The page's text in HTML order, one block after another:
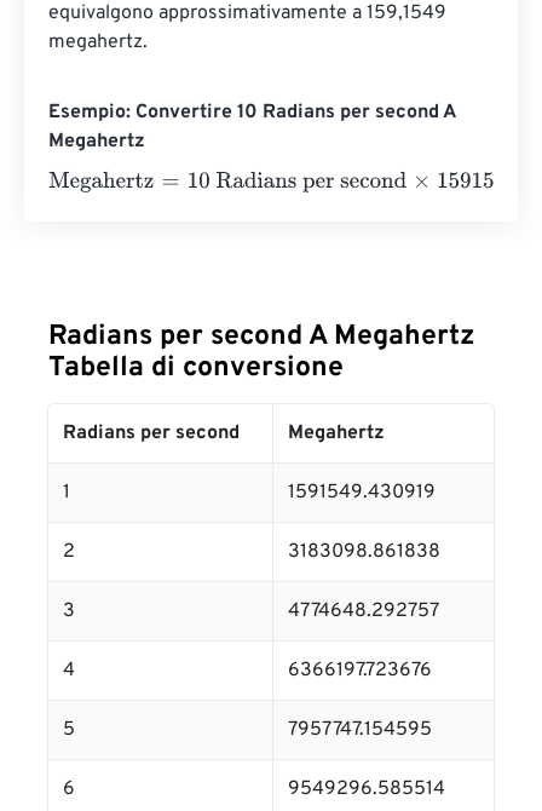
equivalgono approssimativamente a 159,1549
megahertz.
Esempio: Convertire 10 Radians per second A
Megahertz
Megahertz= 10 Radians per second×1591549.430919
Radians per second A Megahertz
Tabella di conversione
Radians per second Megahertz
1 1591549.430919
2 3183098.861838
3 4774648.292757
4 6366197.723676
5 7957747.154595
6 9549296.585514